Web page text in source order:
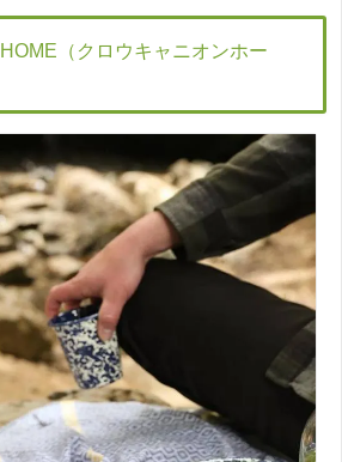
（クロウキャニオンホー